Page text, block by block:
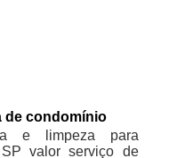
de condomínio
e limpeza para
valor serviço de